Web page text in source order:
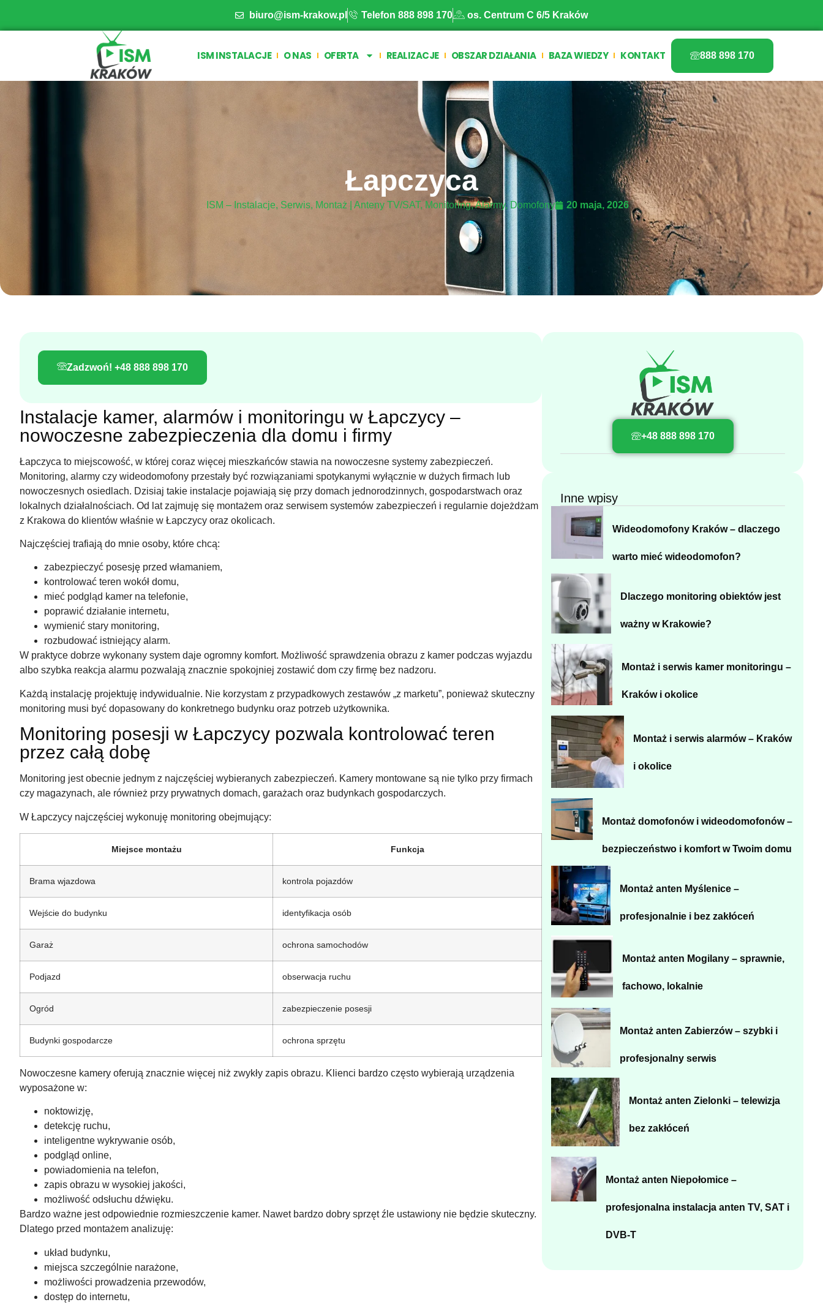
biuro@ism-krakow.pl Telefon 888 898 170 os. Centrum C 6/5 Kraków
ISM INSTALACJE O NAS OFERTA REALIZACJE OBSZAR DZIAŁANIA BAZA WIEDZY KONTAKT 888 898 170
Łapczyca
ISM – Instalacje, Serwis, Montaż | Anteny TV/SAT, Monitoring, Alarmy, Domofony 20 maja, 2026
Zadzwoń! +48 888 898 170
Instalacje kamer, alarmów i monitoringu w Łapczycy –
nowoczesne zabezpieczenia dla domu i firmy
Łapczyca to miejscowość, w której coraz więcej mieszkańców stawia na nowoczesne systemy zabezpieczeń.
Monitoring, alarmy czy wideodomofony przestały być rozwiązaniami spotykanymi wyłącznie w dużych firmach lub
nowoczesnych osiedlach. Dzisiaj takie instalacje pojawiają się przy domach jednorodzinnych, gospodarstwach oraz
lokalnych działalnościach. Od lat zajmuję się montażem oraz serwisem systemów zabezpieczeń i regularnie dojeżdżam
z Krakowa do klientów właśnie w Łapczycy oraz okolicach.
Najczęściej trafiają do mnie osoby, które chcą:
zabezpieczyć posesję przed włamaniem,
kontrolować teren wokół domu,
mieć podgląd kamer na telefonie,
poprawić działanie internetu,
wymienić stary monitoring,
rozbudować istniejący alarm.
W praktyce dobrze wykonany system daje ogromny komfort. Możliwość sprawdzenia obrazu z kamer podczas wyjazdu
albo szybka reakcja alarmu pozwalają znacznie spokojniej zostawić dom czy firmę bez nadzoru.
Każdą instalację projektuję indywidualnie. Nie korzystam z przypadkowych zestawów „z marketu”, ponieważ skuteczny
monitoring musi być dopasowany do konkretnego budynku oraz potrzeb użytkownika.
Monitoring posesji w Łapczycy pozwala kontrolować teren
przez całą dobę
Monitoring jest obecnie jednym z najczęściej wybieranych zabezpieczeń. Kamery montowane są nie tylko przy firmach
czy magazynach, ale również przy prywatnych domach, garażach oraz budynkach gospodarczych.
W Łapczycy najczęściej wykonuję monitoring obejmujący:
Miejsce montażu Funkcja
Brama wjazdowa kontrola pojazdów
Wejście do budynku identyfikacja osób
Garaż ochrona samochodów
Podjazd obserwacja ruchu
Ogród zabezpieczenie posesji
Budynki gospodarcze ochrona sprzętu
Nowoczesne kamery oferują znacznie więcej niż zwykły zapis obrazu. Klienci bardzo często wybierają urządzenia
wyposażone w:
noktowizję,
detekcję ruchu,
inteligentne wykrywanie osób,
podgląd online,
powiadomienia na telefon,
zapis obrazu w wysokiej jakości,
możliwość odsłuchu dźwięku.
Bardzo ważne jest odpowiednie rozmieszczenie kamer. Nawet bardzo dobry sprzęt źle ustawiony nie będzie skuteczny.
Dlatego przed montażem analizuję:
układ budynku,
miejsca szczególnie narażone,
możliwości prowadzenia przewodów,
dostęp do internetu,
+48 888 898 170
Inne wpisy
Wideodomofony Kraków – dlaczego
warto mieć wideodomofon?
Dlaczego monitoring obiektów jest
ważny w Krakowie?
Montaż i serwis kamer monitoringu –
Kraków i okolice
Montaż i serwis alarmów – Kraków
i okolice
Montaż domofonów i wideodomofonów –
bezpieczeństwo i komfort w Twoim domu
Montaż anten Myślenice –
profesjonalnie i bez zakłóceń
Montaż anten Mogilany – sprawnie,
fachowo, lokalnie
Montaż anten Zabierzów – szybki i
profesjonalny serwis
Montaż anten Zielonki – telewizja
bez zakłóceń
Montaż anten Niepołomice –
profesjonalna instalacja anten TV, SAT i
DVB-T